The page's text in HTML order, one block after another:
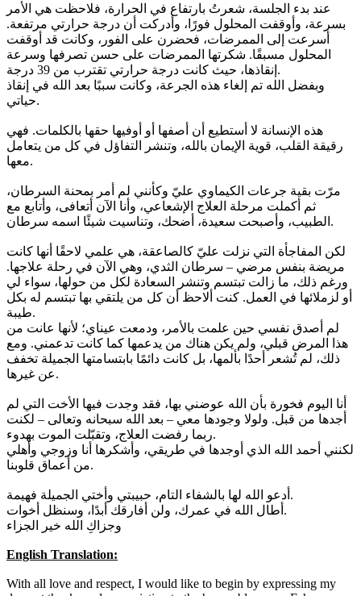
عند بدء الجلسة، شعرتُ بارتفاع في الحرارة، فلاحظت هي الأمر
بسرعة، وأوقفت المحلول فورًا، وأدركت أن درجة حرارتي مرتفعة.
أسرعت إلى الممرضات، فحضرن على الفور، وكانت قد أوقفت
المحلول مسبقًا. شكرتها الممرضات على حسن تصرفها وسرعة
إنقاذها، حيث كانت درجة حرارتي تقترب من 39 درجة.
وبفضل الله تم إلغاء هذه الجرعة، وكانت سببًا بعد الله في إنقاذ
حياتي.
هذه الإنسانة لا أستطيع أن أصفها أو أوفيها حقها بالكلمات. فهي
رقيقة القلب، قوية الإيمان بالله، وتنشر التفاؤل في كل من يتعامل
معها.
مرّت بقية جرعات الكيماوي عليّ وكأنني لم أمر بمحنة السرطان،
ثم أكملت مرحلة العلاج الإشعاعي، وأنا الآن أتعافى، وأتابع مع
الطبيب، وأصبحت سعيدة، أضحك، وتناسيت شيئًا اسمه سرطان.
لكن المفاجأة التي نزلت عليّ كالصاعقة، هي علمي لاحقًا أنها كانت
مريضة بنفس مرضي – سرطان الثدي، وهي الآن في رحلة علاجها.
ورغم ذلك، ما زالت تبتسم وتنشر السعادة لكل من حولها، سواء لي
أو لزملائها في العمل. كنت ألاحظ أن كل من يلتقي بها تبتسم له بكل
طيبة.
لم أصدق نفسي حين علمت بالأمر، ودمعت عيناي؛ لأنها عانت من
هذا المرض قبلي، ولم يكن هناك من يدعمها كما كانت تدعمني. ومع
ذلك، لم تُشعر أحدًا بألمها، بل كانت دائمًا بابتسامتها الجميلة تخفف
عن غيرها.
أنا اليوم فخورة بأن الله عوضني بها، فقد وجدت فيها الأخت التي لم
أجدها من قبل. ولولا وجودها معي – بعد الله سبحانه وتعالى – لكنت
ربما رفضت العلاج، وتقبّلت الموت بهدوء.
لكنني أحمد الله الذي أوجدها في طريقي، وأشكرها أنا وزوجي وأهلي
من أعماق قلوبنا.
أدعو الله لها بالشفاء التام، حبيبتي وأختي الجميلة فهيمة.
أطال الله في عمرك، ولن أفارقك أبدًا، وسنظل أخوات.
وجزاكِ الله خير الجزاء
English Translation:
With all love and respect, I would like to begin by expressing my